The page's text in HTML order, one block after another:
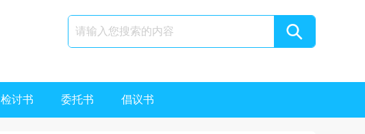
检讨书 委托书 倡议书